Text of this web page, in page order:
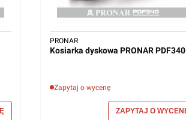
Kosiarka dyskowa PRONAR PDF340
Zapytaj o wycenę
PRONAR